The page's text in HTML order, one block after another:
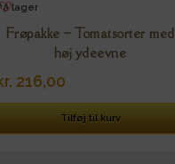
lager
Frøpakke – Tomatsorter med
høj ydeevne
216,00
Tilføj til kurv